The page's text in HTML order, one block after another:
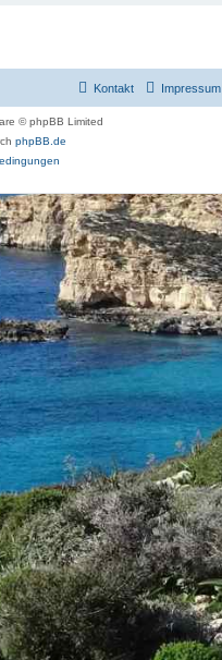
Impressum
Kontakt
© phpBB Limited
phpBB.de